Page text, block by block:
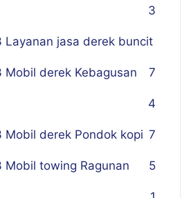
3
Layanan jasa derek buncit
7
Mobil derek Kebagusan
4
Mobil derek Pondok kopi 7
Mobil towing Ragunan 5